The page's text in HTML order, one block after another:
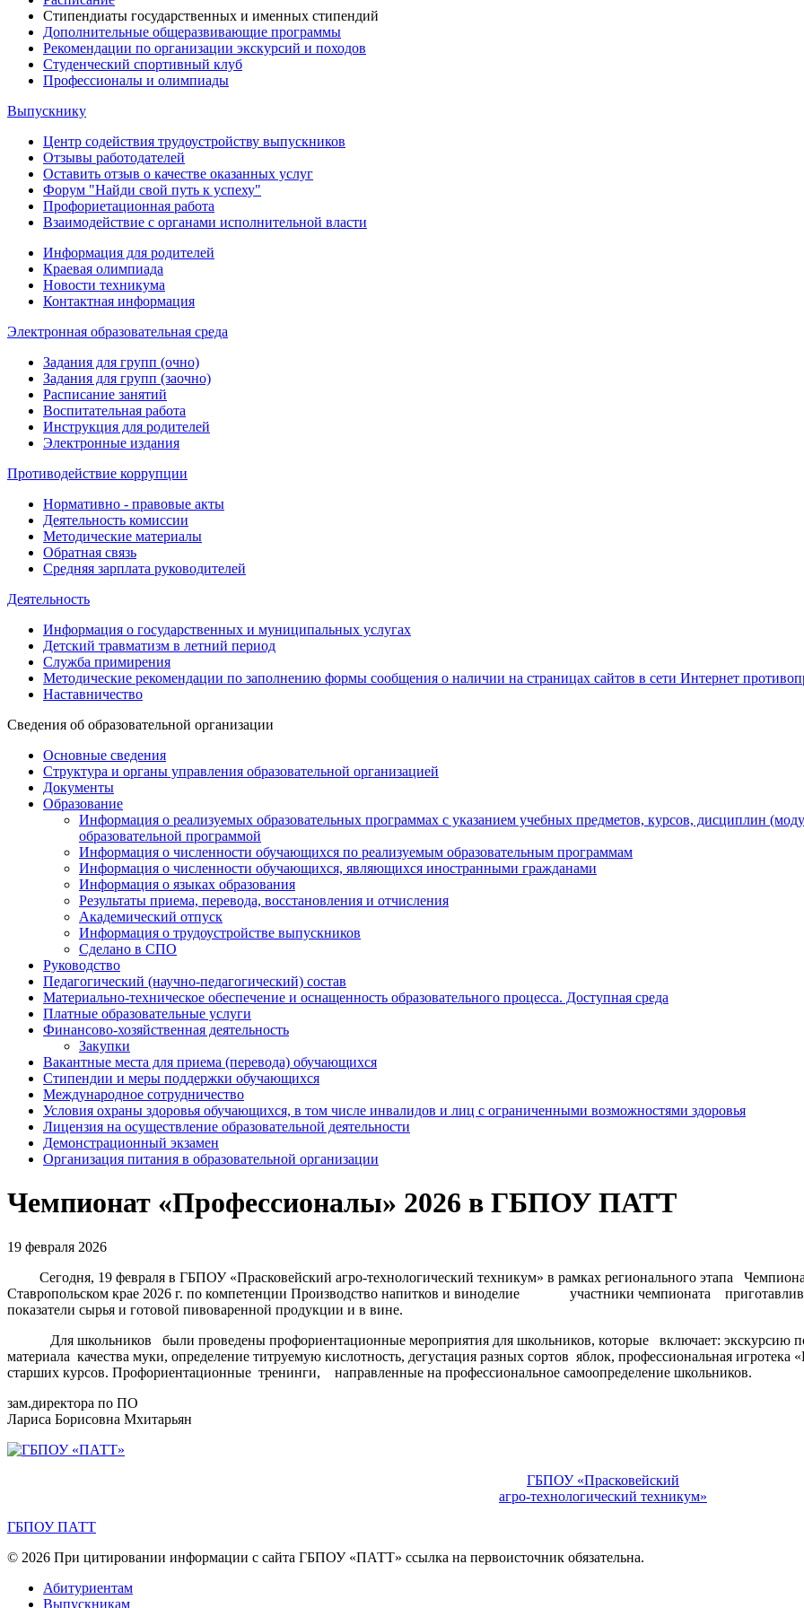
Стипендиаты государственных и именных стипендий
Дополнительные общеразвивающие программы
Рекомендации по организации экскурсий и походов
Студенческий спортивный клуб
Профессионалы и олимпиады
Выпускнику
Центр содействия трудоустройству выпускников
Отзывы работодателей
Оставить отзыв о качестве оказанных услуг
Форум "Найди свой путь к успеху"
Профориетационная работа
Взаимодействие с органами исполнительной власти
Информация для родителей
Краевая олимпиада
Новости техникума
Контактная информация
Электронная образовательная среда
Задания для групп (очно)
Задания для групп (заочно)
Расписание занятий
Воспитательная работа
Инструкция для родителей
Электронные издания
Противодействие коррупции
Нормативно - правовые акты
Деятельность комиссии
Методические материалы
Обратная связь
Средняя зарплата руководителей
Деятельность
Информация о государственных и муниципальных услугах
Детский травматизм в летний период
Служба примирения
Методические рекомендации по заполнению формы сообщения о наличии на страницах сайтов в сети Интернет
Наставничество
Сведения об образовательной организации
Основные сведения
Структура и органы управления образовательной организацией
Документы
Образование
Информация о реализуемых образовательных программах с указанием учебных предметов, курсов, дисциплин
образовательной программой
Информация о численности обучающихся по реализуемым образовательным программам
Информация о численности обучающихся, являющихся иностранными гражданами
Информация о языках образования
Результаты приема, перевода, восстановления и отчисления
Академический отпуск
Информация о трудоустройстве выпускников
Сделано в СПО
Руководство
Педагогический (научно-педагогический) состав
Материально-техническое обеспечение и оснащенность образовательного процесса. Доступная среда
Платные образовательные услуги
Финансово-хозяйственная деятельность
Закупки
Вакантные места для приема (перевода) обучающихся
Стипендии и меры поддержки обучающихся
Международное сотрудничество
Условия охраны здоровья обучающихся, в том числе инвалидов и лиц с ограниченными возможностями здоровья
Лицензия на осуществление образовательной деятельности
Демонстрационный экзамен
Организация питания в образовательной организации
Чемпионат «Профессионалы» 2026 в ГБПОУ ПАТТ
19 февраля 2026
Сегодня, 19 февраля в ГБПОУ «Прасковейский агро-технологический техникум» в рамках регионального этапа
Ставропольском крае 2026 г. по компетенции Производство напитков и виноделие участники чемпионата
показатели сырья и готовой пивоваренной продукции и в вине.
Для школьников были проведены профориентационные мероприятия для школьников, которые включает: экскурсию
материала качества муки, определение титруемую кислотность, дегустация разных сортов яблок, профессиональная
старших курсов. Профориентационные тренинги, направленные на профессиональное самоопределение школьников.
зам.директора по ПО
Лариса Борисовна Мхитарьян
ГБПОУ «Прасковейский
агро-технологический техникум»
ГБПОУ ПАТТ
© 2026 При цитировании информации с сайта ГБПОУ «ПАТТ» ссылка на первоисточник обязательна.
Абитуриентам
Выпускникам